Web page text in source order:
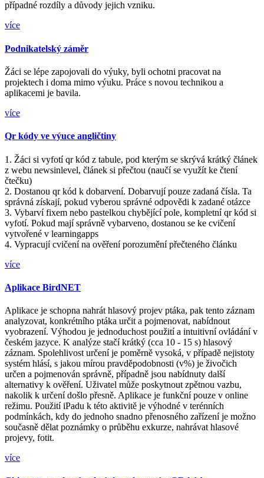
případné rozdíly a důvody jejich vzniku.
více
Podnikatelský záměr
Žáci se lépe zapojovali do výuky, byli ochotni pracovat na
projektech i doma mimo výuku. Práce s novou technikou a
aplikacemi je bavila.
více
Qr kódy ve výuce angličtiny
1. Žáci si vyfotí qr kód z tabule, pod kterým se skrývá krátký článek
z webu newsinlevel, článek si přečtou (naučí se využít ke čtení
čtečku)
2. Dostanou qr kód k dobarvení. Dobarvují pouze zadaná čísla. Ta
správná získají, pokud vyberou správné odpovědi k zadané otázce
3. Vybarví fixem nebo pastelkou chybějící pole, kompletní qr kód si
vyfotí. Pokud mají správně vybarveno, dostanou se ke cvičení
vytvořené v learningapps
4. Vypracují cvičení na ověření porozumění přečteného článku
více
Aplikace BirdNET
Aplikace je schopna nahrát hlasový projev ptáka, pak tento záznam
analyzovat, konkrétního ptáka určit a pojmenovat, nabídnout
vyobrazení. Výhodou je jednoduchost použití a intuitivní ovládání v
českém jazyce. K analýze stačí krátký (cca 10 - 15 s) hlasový
záznam. Spolehlivost určení je poměrně vysoká, v případě nejistoty
systém hlásí, s jakou mírou pravděpodobnosti (v%) je živočich
určen a pojmenován správně, případně jsou nabídnuty další
alternativy k ověření. Uživatel může poskytnout zpětnou vazbu,
nakolik k určení došlo přesně. Aplikace je funkční pouze v online
režimu. Použití iPadu k této aktivitě je výhodné v terénních
podmínkách, kdy do jednoho snadno přenosného zařízení je možno
současně dělat poznámky o průběhu exkurze, nahrávat hlasové
projevy, fotit.
více